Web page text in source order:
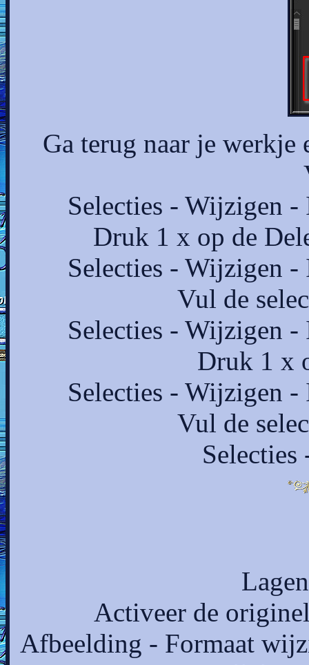
Ga terug naar je werkje
Selecties - Wijzigen
Druk 1 x op de
Selecties - Wijzigen
Vul de
Selecties - Wijzigen
Druk 1 x
Selecties - Wijzigen
Vul de
Selecties
Activeer de
Afbeelding - Formaat